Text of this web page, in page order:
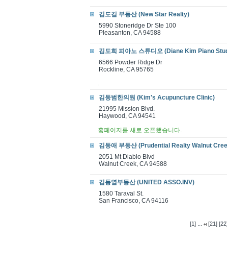
김도길 부동산 (New Star Realty)
5990 Stoneridge Dr Ste 100
Pleasanton, CA 94588
김도희 피아노 스튜디오 (Diane Kim Piano
6566 Powder Ridge Dr
Rockline, CA 95765
.
김동범한의원 (Kim's Acupuncture Clinic)
21995 Mission Blvd.
Haywood, CA 94541
홈페이지를 새로 오픈했습니다.
김동애 부동산 (Prudential Realty Walnut
2051 Mt Diablo Blvd
Walnut Creek, CA 94588
김동열부동산 (UNITED ASSO.INV)
1580 Taraval St.
San Francisco, CA 94116
[1]... [21]